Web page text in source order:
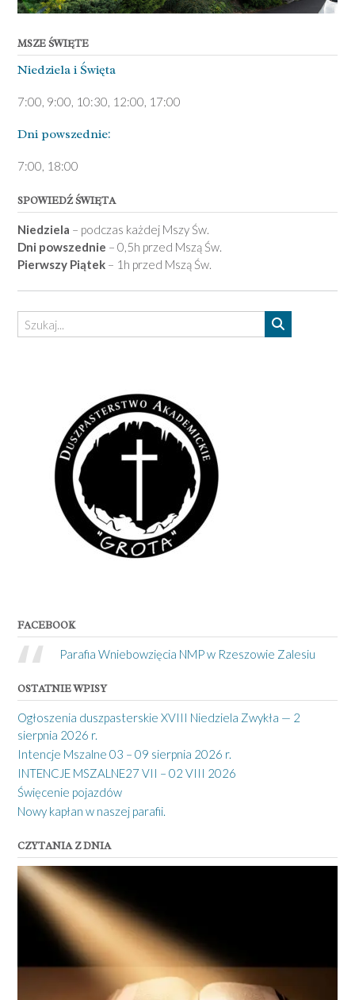
MSZE ŚWIĘTE
Niedziela ­i Święta
7:00, 9:00, 10:30, 12:00, 17:00
Dni pows­zednie:
7­:00, 18:00­
SPOWIEDŹ ŚWIĘTA
Niedziela – podczas każdej Mszy Św.
Dni powszednie – 0,5h przed Mszą Św.
Pierwszy Piątek – 1h przed Mszą Św.
FACEBOOK
Parafia Wniebowzięcia NMP w Rzeszowie Zalesiu
OSTATNIE WPISY
Ogłoszenia duszpasterskie XVIII Niedziela Zwykła — 2
sierpnia 2026 r.
Intencje Mszalne 03 – 09 sierpnia 2026 r.
INTENCJE MSZALNE27 VII – 02 VIII 2026
Święcenie pojazdów
Nowy kapłan w naszej parafii.
CZYTANIA Z DNIA